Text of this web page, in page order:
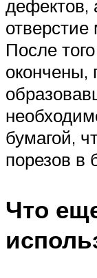
дефектов,
После
окончены,
бумагой,
порезов в
Что